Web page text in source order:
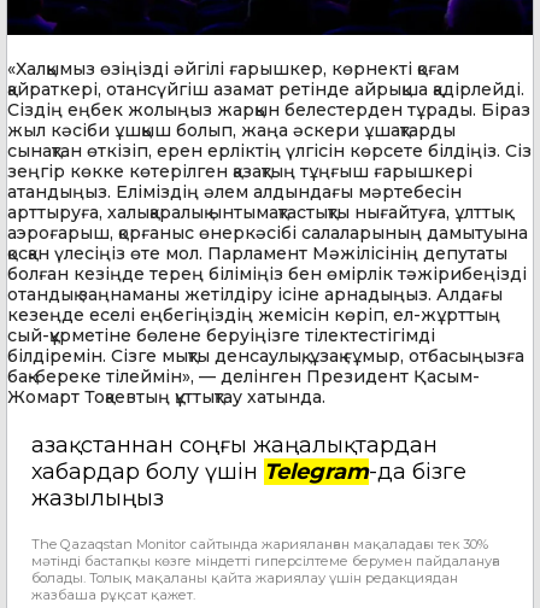
«Халқымыз өзіңізді әйгілі ғарышкер, көрнекті қоғам
қайраткері, отансүйгіш азамат ретінде айрықша қадірлейді.
Сіздің еңбек жолыңыз жарқын белестерден тұрады. Біраз
жыл кәсіби ұшқыш болып, жаңа әскери ұшақтарды
сынақтан өткізіп, ерен ерліктің үлгісін көрсете білдіңіз. Сіз
зеңгір көкке көтерілген қазақтың тұңғыш ғарышкері
атандыңыз. Еліміздің әлем алдындағы мәртебесін
арттыруға, халықаралық ынтымақтастықты нығайтуға, ұлттық
аэроғарыш, қорғаныс өнеркәсібі салаларының дамытуына
қосқан үлесіңіз өте мол. Парламент Мәжілісінің депутаты
болған кезіңде терең біліміңіз бен өмірлік тәжірибеңізді
отандық заңнаманы жетілдіру ісіне арнадыңыз. Алдағы
кезеңде еселі еңбегіңіздің жемісін көріп, ел-жұрттың
сый-құрметіне бөлене беруіңізге тілектестігімді
білдіремін. Сізге мықты денсаулық, ұзақ ғұмыр, отбасыңызға
бақ-береке тілеймін», — делінген Президент Қасым-
Жомарт Тоқаевтың құттықтау хатында.
Қазақстаннан соңғы жаңалықтардан
хабардар болу үшін Telegram-да бізге
жазылыңыз
The Qazaqstan Monitor сайтында жарияланған мақаладағы тек 30%
мәтінді бастапқы көзге міндетті гиперсілтеме берумен пайдалануға
болады. Толық мақаланы қайта жариялау үшін редакциядан
жазбаша рұқсат қажет.